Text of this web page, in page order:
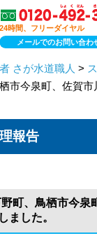
24時間、フリーダイヤル
メールでのお問い合わ
さが水道職人 >
市今泉町、佐賀
報告
町、鳥栖市今泉
ました。